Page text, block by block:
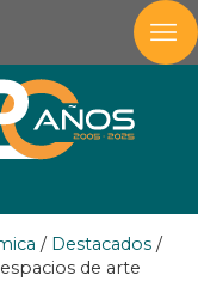
/ Destacados /
de arte